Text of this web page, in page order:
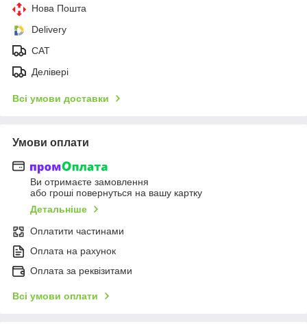
Нова Пошта
Delivery
CAT
Делівері
Всі умови доставки
Умови оплати
Ви отримаєте замовлення
або гроші повернуться на вашу картку
Детальніше
Оплатити частинами
Оплата на рахунок
Оплата за реквізитами
Всі умови оплати